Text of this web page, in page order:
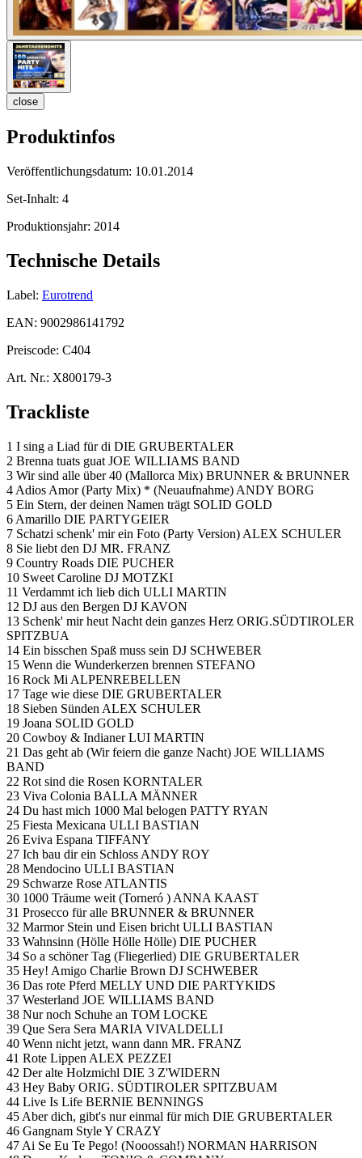
close
Produktinfos
Veröffentlichungsdatum: 10.01.2014
Set-Inhalt: 4
Produktionsjahr: 2014
Technische Details
Label: Eurotrend
EAN: 9002986141792
Preiscode: C404
Art. Nr.: X800179-3
Trackliste
1 I sing a Liad für di DIE GRUBERTALER
2 Brenna tuats guat JOE WILLIAMS BAND
3 Wir sind alle über 40 (Mallorca Mix) BRUNNER & BRUNNER
4 Adios Amor (Party Mix) * (Neuaufnahme) ANDY BORG
5 Ein Stern, der deinen Namen trägt SOLID GOLD
6 Amarillo DIE PARTYGEIER
7 Schatzi schenk' mir ein Foto (Party Version) ALEX SCHULER
8 Sie liebt den DJ MR. FRANZ
9 Country Roads DIE PUCHER
10 Sweet Caroline DJ MOTZKI
11 Verdammt ich lieb dich ULLI MARTIN
12 DJ aus den Bergen DJ KAVON
13 Schenk' mir heut Nacht dein ganzes Herz ORIG.SÜDTIROLER
SPITZBUA
14 Ein bisschen Spaß muss sein DJ SCHWEBER
15 Wenn die Wunderkerzen brennen STEFANO
16 Rock Mi ALPENREBELLEN
17 Tage wie diese DIE GRUBERTALER
18 Sieben Sünden ALEX SCHULER
19 Joana SOLID GOLD
20 Cowboy & Indianer LUI MARTIN
21 Das geht ab (Wir feiern die ganze Nacht) JOE WILLIAMS
BAND
22 Rot sind die Rosen KORNTALER
23 Viva Colonia BALLA MÄNNER
24 Du hast mich 1000 Mal belogen PATTY RYAN
25 Fiesta Mexicana ULLI BASTIAN
26 Eviva Espana TIFFANY
27 Ich bau dir ein Schloss ANDY ROY
28 Mendocino ULLI BASTIAN
29 Schwarze Rose ATLANTIS
30 1000 Träume weit (Torneró ) ANNA KAAST
31 Prosecco für alle BRUNNER & BRUNNER
32 Marmor Stein und Eisen bricht ULLI BASTIAN
33 Wahnsinn (Hölle Hölle Hölle) DIE PUCHER
34 So a schöner Tag (Fliegerlied) DIE GRUBERTALER
35 Hey! Amigo Charlie Brown DJ SCHWEBER
36 Das rote Pferd MELLY UND DIE PARTYKIDS
37 Westerland JOE WILLIAMS BAND
38 Nur noch Schuhe an TOM LOCKE
39 Que Sera Sera MARIA VIVALDELLI
40 Wenn nicht jetzt, wann dann MR. FRANZ
41 Rote Lippen ALEX PEZZEI
42 Der alte Holzmichl DIE 3 Z'WIDERN
43 Hey Baby ORIG. SÜDTIROLER SPITZBUAM
44 Live Is Life BERNIE BENNINGS
45 Aber dich, gibt's nur einmal für mich DIE GRUBERTALER
46 Gangnam Style Y CRAZY
47 Ai Se Eu Te Pego! (Nooossah!) NORMAN HARRISON